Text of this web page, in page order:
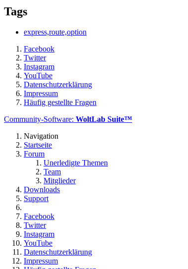
Tags
express,route,option
Facebook
Twitter
Instagram
YouTube
Datenschutzerklärung
Impressum
Häufig gestellte Fragen
Community-Software: WoltLab Suite™
Navigation
Startseite
Forum
Unerledigte Themen
Team
Mitglieder
Downloads
Support
Facebook
Twitter
Instagram
YouTube
Datenschutzerklärung
Impressum